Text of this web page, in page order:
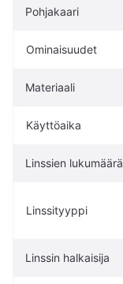
Pohjakaari
Ominaisuudet
Materiaali
Käyttöaika
Linssien lukumäärä
Linssityyppi
Linssin halkaisija